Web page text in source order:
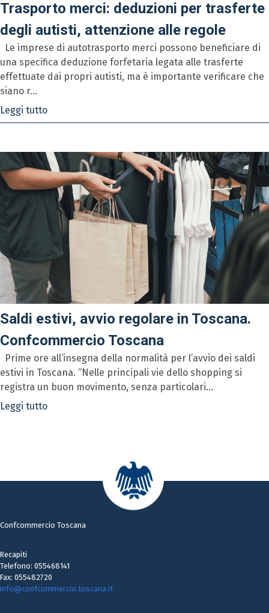
Trasporto merci: deduzioni per trasferte
degli autisti, attenzione alle regole
Le imprese di autotrasporto merci possono beneficiare di
una specifica deduzione forfetaria legata alle trasferte
effettuate dai propri autisti, ma è importante verificare che
siano r...
Leggi tutto
Saldi estivi, avvio regolare in Toscana.
Confcommercio Toscana
Prime ore all’insegna della normalità per l’avvio dei saldi
estivi in Toscana. “Nelle principali vie dello shopping si
registra un buon movimento, senza particolari...
Leggi tutto
Confcommercio Toscana
Recapiti
Telefono: 055468141
Fax: 055482720
info@confcommercio.toscana.it